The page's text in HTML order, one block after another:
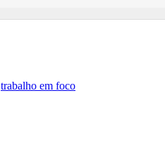
trabalho em foco